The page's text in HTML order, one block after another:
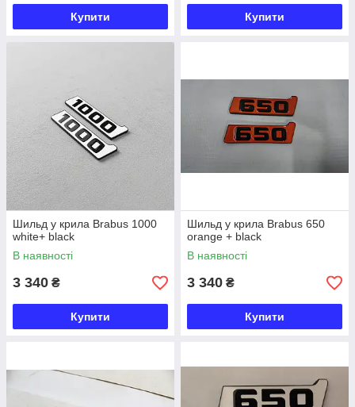
Купити Купити
Шильд у крила Brabus 1000
white+ black
В наявності
3 340 ₴
Купити
Шильд у крила Brabus 650
orange + black
В наявності
3 340 ₴
Купити